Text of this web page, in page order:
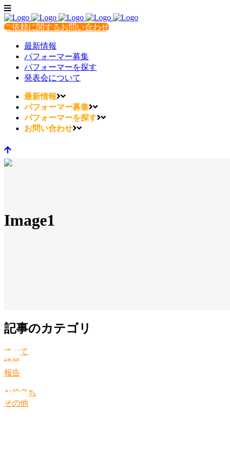
ご依頼に関するお問い合わせ
最新情報
パフォーマー募集
パフォーマーを探す
発表会について
最新情報
パフォーマー募集
パフォーマーを探す
お問い合わせ
Image1
記事のカテゴリ
すべて
情報
報告
お役立ち
その他